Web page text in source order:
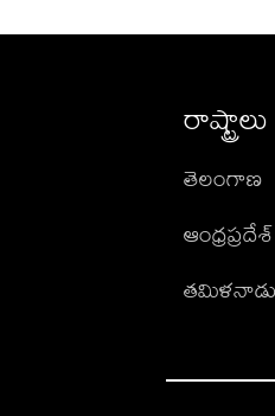
రాష్ట్రాలు
తెలంగాణ
ఆంధ్రప్రదేశ్
తమిళనాడు